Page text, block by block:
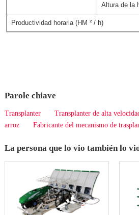
Altura de la
Productividad horaria (HM ² / h)
Parole chiave
Transplanter Transplanter de alta
arroz
Fabricante del mecanismo de
La persona que lo vio también lo